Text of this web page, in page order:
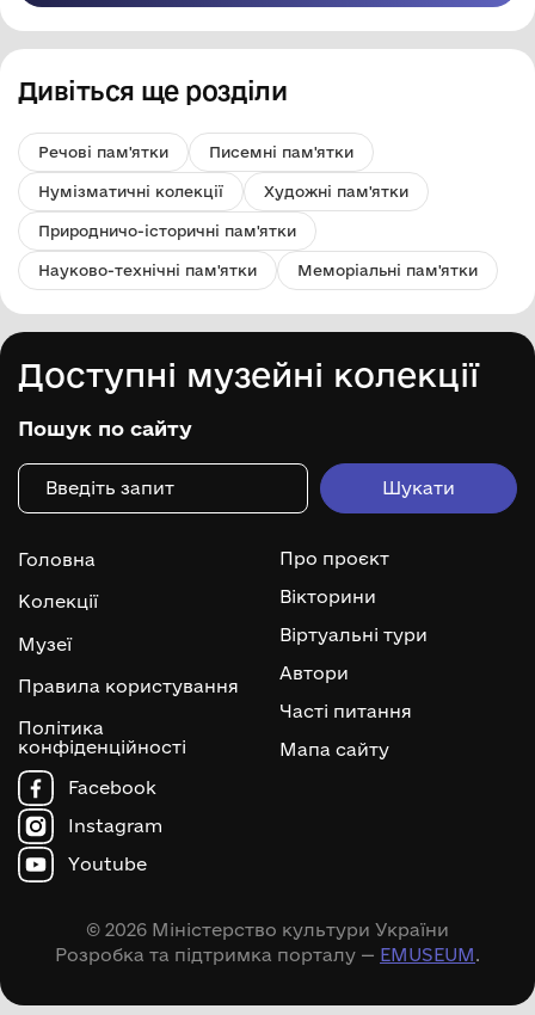
Дивіться ще розділи
Речові пам'ятки Писемні пам'ятки
Нумізматичні колекції Художні пам'ятки
Природничо-історичні пам'ятки
Науково-технічні пам'ятки Меморіальні пам'ятки
Доступні музейні колекції
Пошук по сайту
Головна
Колекції
Музеї
Правила користування
Політика
конфіденційності
Про проєкт
Вікторини
Віртуальні тури
Автори
Часті питання
Мапа сайту
Facebook
Instagram
Youtube
© 2026 Міністерство культури України
Розробка та підтримка порталу — EMUSEUM.